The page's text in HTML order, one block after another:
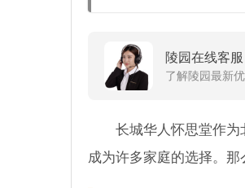
陵园在线客服
了解陵园最新
长城华人怀思堂作
成为许多家庭的选择。